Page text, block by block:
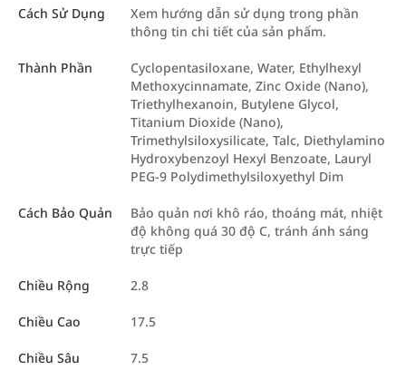
Cách Sử Dụng
Xem hướng dẫn sử dụng trong phần
thông tin chi tiết của sản phẩm.
Thành Phần
Cyclopentasiloxane, Water, Ethylhexyl
Methoxycinnamate, Zinc Oxide (Nano),
Triethylhexanoin, Butylene Glycol,
Titanium Dioxide (Nano),
Trimethylsiloxysilicate, Talc, Diethylamino
Hydroxybenzoyl Hexyl Benzoate, Lauryl
PEG-9 Polydimethylsiloxyethyl Dim
Cách Bảo Quản
Bảo quản nơi khô ráo, thoáng mát, nhiệt
độ không quá 30 độ C, tránh ánh sáng
trực tiếp
Chiều Rộng 2.8
Chiều Cao 17.5
Chiều Sâu 7.5